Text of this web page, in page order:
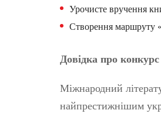
Урочисте вручення
Створення маршруту
Довідка про конкурс
Міжнародний
найпрестижнішим